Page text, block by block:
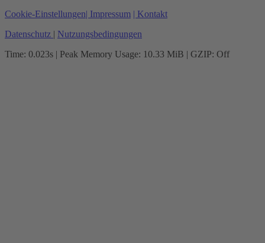
Cookie-Einstellungen| Impressum | Kontakt
Datenschutz | Nutzungsbedingungen
Time: 0.023s | Peak Memory Usage: 10.33 MiB | GZIP: Off